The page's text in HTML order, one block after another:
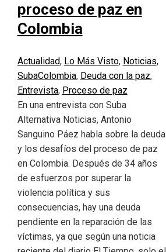
proceso de paz en
Colombia
Actualidad, Lo Más Visto, Noticias,
SubaColombia, Deuda con la paz,
Entrevista, Proceso de paz
En una entrevista con Suba
Alternativa Noticias, Antonio
Sanguino Páez habla sobre la deuda
y los desafíos del proceso de paz
en Colombia. Después de 34 años
de esfuerzos por superar la
violencia política y sus
consecuencias, hay una deuda
pendiente en la reparación de las
víctimas, ya que según una noticia